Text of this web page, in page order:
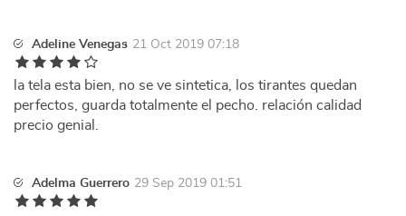
Adeline Venegas 21 Oct 2019 07:18
la tela esta bien, no se ve sintetica, los tirantes quedan
perfectos, guarda totalmente el pecho. relación calidad
precio genial.
Adelma Guerrero 29 Sep 2019 01:51